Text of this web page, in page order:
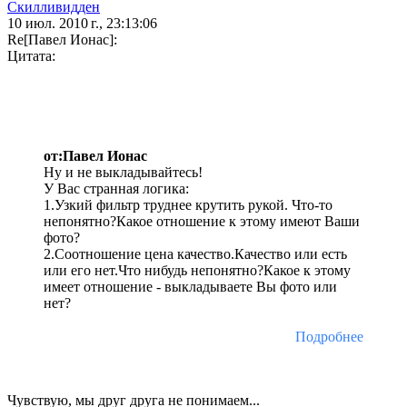
Скилливидден
10 июл. 2010 г., 23:13:06
Re[Павел Ионас]:
Цитата:
от:Павел Ионас
Ну и не выкладывайтесь!
У Вас странная логика:
1.Узкий фильтр труднее крутить рукой. Что-то
непонятно?Какое отношение к этому имеют Ваши
фото?
2.Соотношение цена качество.Качество или есть
или его нет.Что нибудь непонятно?Какое к этому
имеет отношение - выкладываете Вы фото или
нет?
Подробнее
Чувствую, мы друг друга не понимаем...